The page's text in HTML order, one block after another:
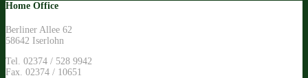
Home Office
Berliner Allee 62
58642 Iserlohn
Tel. 02374 / 528 9942
Fax. 02374 / 10651